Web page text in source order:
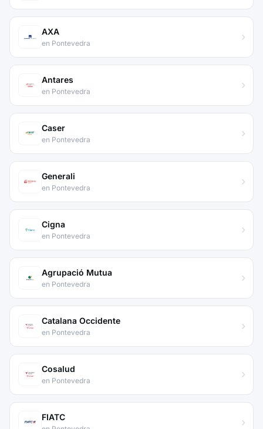
AXA
en Pontevedra
Antares
en Pontevedra
Caser
en Pontevedra
Generali
en Pontevedra
Cigna
en Pontevedra
Agrupació Mutua
en Pontevedra
Catalana Occidente
en Pontevedra
Cosalud
en Pontevedra
FIATC